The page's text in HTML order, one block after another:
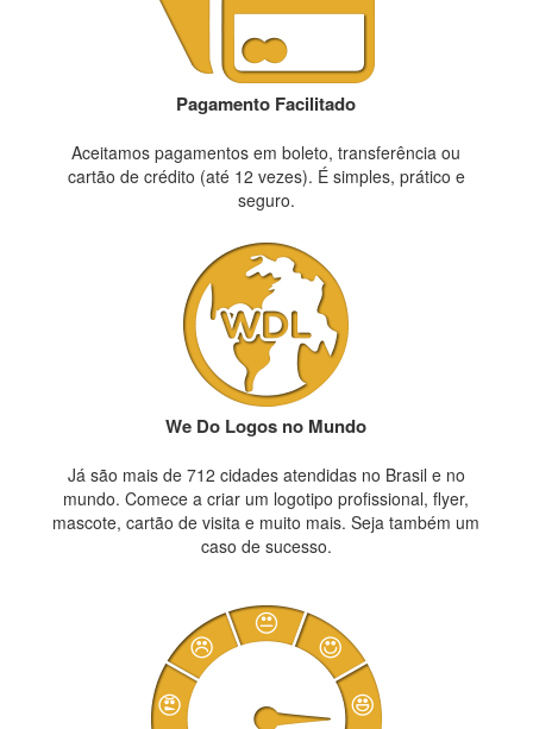
Pagamento Facilitado
Aceitamos pagamentos em boleto, transferência ou
cartão de crédito (até 12 vezes). É simples, prático e
seguro.
We Do Logos no Mundo
Já são mais de 712 cidades atendidas no Brasil e no
mundo. Comece a criar um logotipo profissional, flyer,
mascote, cartão de visita e muito mais. Seja também um
caso de sucesso.